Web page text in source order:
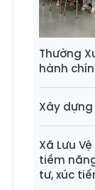
Thường
hành
Xây
Xã Lưu
tiềm
tư, xúc